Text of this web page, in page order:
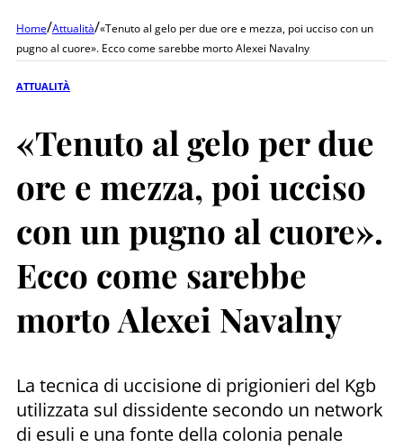
Home/Attualità/«Tenuto al gelo per due ore e mezza, poi ucciso con un
pugno al cuore». Ecco come sarebbe morto Alexei Navalny
ATTUALITÀ
«Tenuto al gelo per due
ore e mezza, poi ucciso
con un pugno al cuore».
Ecco come sarebbe
morto Alexei Navalny
La tecnica di uccisione di prigionieri del Kgb
utilizzata sul dissidente secondo un network
di esuli e una fonte della colonia penale